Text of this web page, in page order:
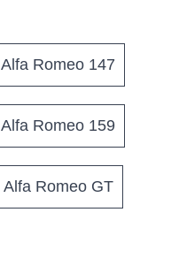
Alfa Romeo 147
Alfa Romeo 159
Alfa Romeo GT